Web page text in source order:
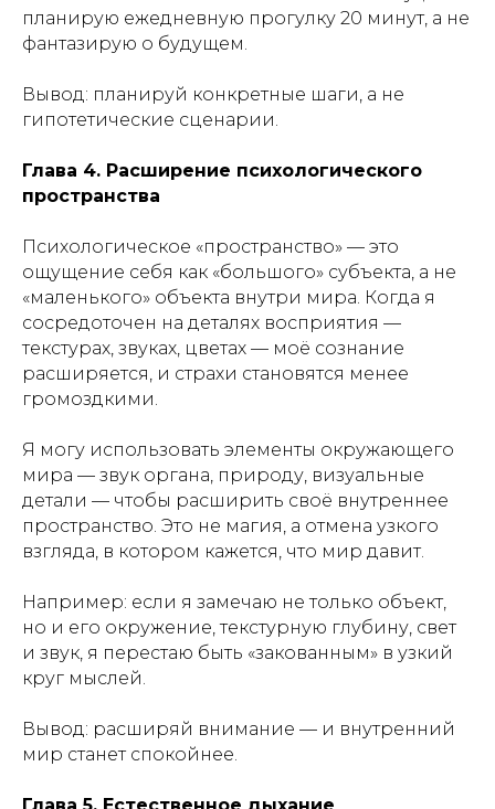
планирую ежедневную прогулку 20 минут, а не
фантазирую о будущем.
Вывод: планируй конкретные шаги, а не
гипотетические сценарии.
Глава 4. Расширение психологического
пространства
Психологическое «пространство» — это
ощущение себя как «большого» субъекта, а не
«маленького» объекта внутри мира. Когда я
сосредоточен на деталях восприятия —
текстурах, звуках, цветах — моё сознание
расширяется, и страхи становятся менее
громоздкими.
Я могу использовать элементы окружающего
мира — звук органа, природу, визуальные
детали — чтобы расширить своё внутреннее
пространство. Это не магия, а отмена узкого
взгляда, в котором кажется, что мир давит.
Например: если я замечаю не только объект,
но и его окружение, текстурную глубину, свет
и звук, я перестаю быть «закованным» в узкий
круг мыслей.
Вывод: расширяй внимание — и внутренний
мир станет спокойнее.